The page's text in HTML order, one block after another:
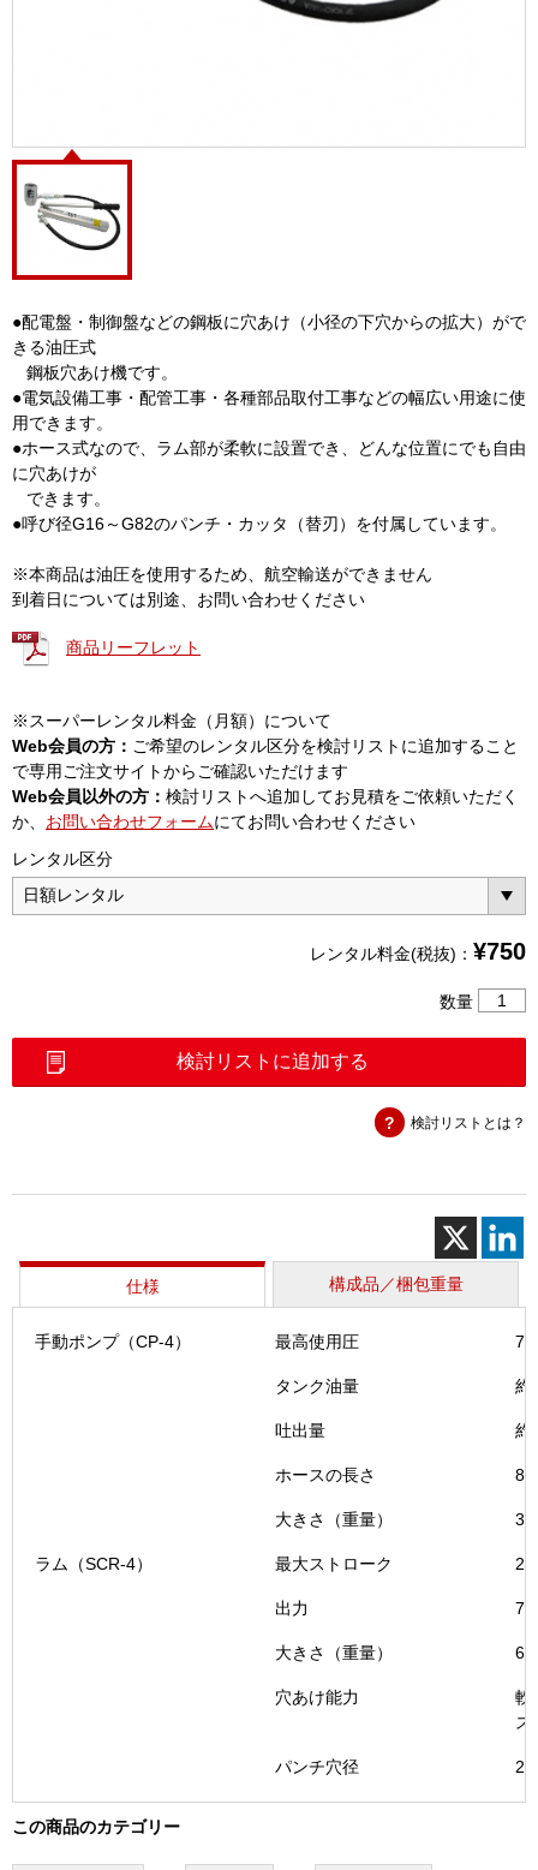
●配電盤・制御盤などの鋼板に穴あけ（小径の下穴からの拡大）がで
きる油圧式
鋼板穴あけ機です。
●電気設備工事・配管工事・各種部品取付工事などの幅広い用途に使
用できます。
●ホース式なので、ラム部が柔軟に設置でき、どんな位置にでも自由
に穴あけが
できます。
●呼び径G16～G82のパンチ・カッタ（替刃）を付属しています。
※本商品は油圧を使用するため、航空輸送ができません
到着日については別途、お問い合わせください
商品リーフレット
※スーパーレンタル料金（月額）について
Web会員の方： ご希望のレンタル区分を検討リストに追加すること
で専用ご注文サイトからご確認いただけます
Web会員以外の方： 検討リストへ追加してお見積をご依頼いただく
か、 お問い合わせフォームにてお問い合わせください
レンタル区分
レンタル料金(税抜)： ¥750
数量
ン
G82）
個
検討リストに追加する
検討リストとは？
仕様 構成品／梱包重量
手動ポンプ（CP-4） 最高使用圧
タンク油量 約
吐出量 約
ホースの長さ
大きさ（重量）
ラム（SCR-4） 最大ストローク
出力
大きさ（重量）
穴あけ能力
軟
ス
パンチ穴径
この商品のカテゴリー